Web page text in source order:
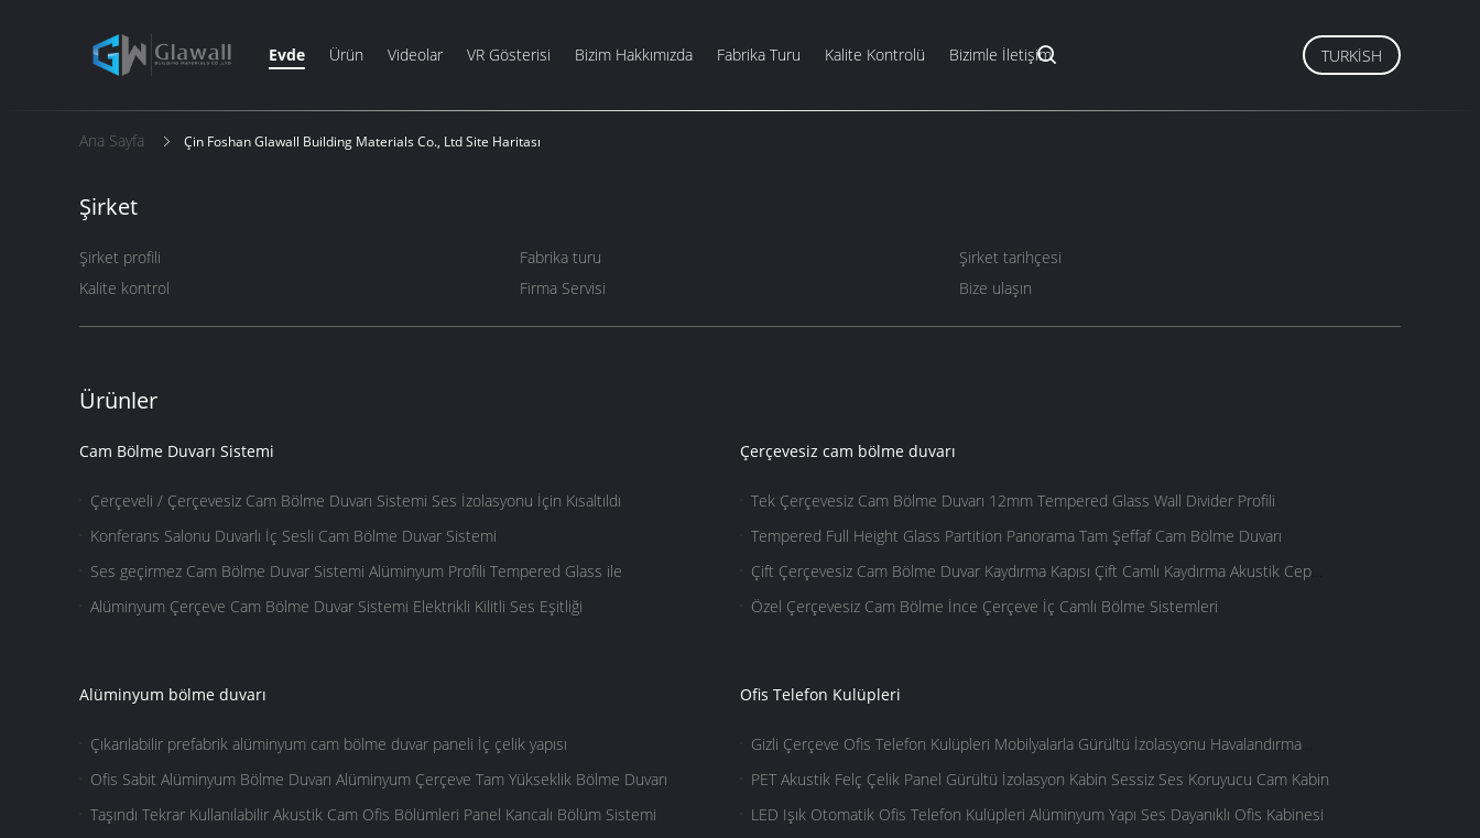
Evde Ürün Videolar VR Gösterisi Bizim Hakkımızda Fabrika Turu Kalite Kontrolü Bizimle İletişim TURKISH
Ana Sayfa Çin Foshan Glawall Building Materials Co., Ltd Site Haritası
Şirket
Şirket profili Fabrika turu
Şirket tarihçesi
Kalite kontrol
Firma Servisi Bize ulaşın
Ürünler
Cam Bölme Duvarı Sistemi
Çerçeveli / Çerçevesiz Cam Bölme Duvarı Sistemi Ses İzolasyonu İçin Kısaltıldı
Konferans Salonu Duvarlı İç Sesli Cam Bölme Duvar Sistemi
Ses geçirmez Cam Bölme Duvar Sistemi Alüminyum Profili Tempered Glass ile
Alüminyum Çerçeve Cam Bölme Duvar Sistemi Elektrikli Kilitli Ses Eşitliği
Çerçevesiz cam bölme duvarı
Tek Çerçevesiz Cam Bölme Duvarı 12mm Tempered Glass Wall Divider Profili
Tempered Full Height Glass Partition Panorama Tam Şeffaf Cam Bölme Duvarı
Çift Çerçevesiz Cam Bölme Duvar Kaydırma Kapısı Çift Camlı Kaydırma Akustik Cep
Kapısı
Özel Çerçevesiz Cam Bölme İnce Çerçeve İç Camlı Bölme Sistemleri
Alüminyum bölme duvarı
Çıkarılabilir prefabrik alüminyum cam bölme duvar paneli İç çelik yapısı
Ofis Sabit Alüminyum Bölme Duvarı Alüminyum Çerçeve Tam Yükseklik Bölme Duvarı
Taşındı Tekrar Kullanılabilir Akustik Cam Ofis Bölümleri Panel Kancalı Bölüm Sistemi
Ofis Telefon Kulüpleri
Gizli Çerçeve Ofis Telefon Kulüpleri Mobilyalarla Gürültü İzolasyonu Havalandırma
Sistemi
PET Akustik Felç Çelik Panel Gürültü İzolasyon Kabin Sessiz Ses Koruyucu Cam Kabin
LED Işık Otomatik Ofis Telefon Kulüpleri Alüminyum Yapı Ses Dayanıklı Ofis Kabinesi